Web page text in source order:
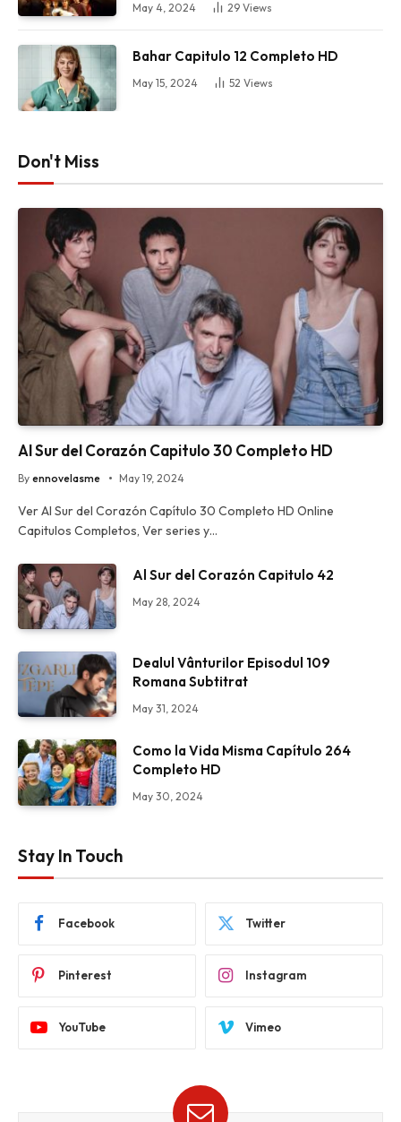
May 4, 2024 29 Views
Bahar Capitulo 12 Completo HD
May 15, 2024 52 Views
Don't Miss
Al Sur del Corazón Capitulo 30 Completo HD
By ennovelasme May 19, 2024
Ver Al Sur del Corazón Capítulo 30 Completo HD Online
Capitulos Completos, Ver series y…
Al Sur del Corazón Capitulo 42
May 28, 2024
Dealul Vânturilor Episodul 109
Romana Subtitrat
May 31, 2024
Como la Vida Misma Capítulo 264
Completo HD
May 30, 2024
Stay In Touch
Facebook Twitter
Pinterest Instagram
YouTube Vimeo